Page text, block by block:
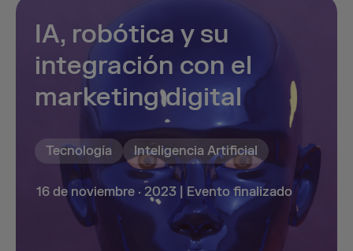
IA, robótica y su
integración con el
marketing digital
Tecnología Inteligencia Artificial
16 de noviembre · 2023 | Evento finalizado